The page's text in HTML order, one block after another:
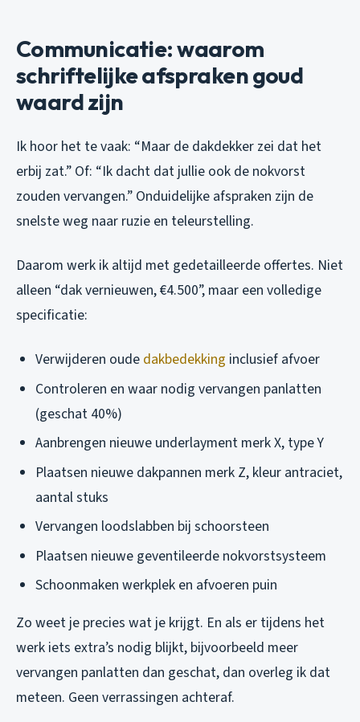
Communicatie: waarom
schriftelijke afspraken goud
waard zijn
Ik hoor het te vaak: “Maar de dakdekker zei dat het
erbij zat.” Of: “Ik dacht dat jullie ook de nokvorst
zouden vervangen.” Onduidelijke afspraken zijn de
snelste weg naar ruzie en teleurstelling.
Daarom werk ik altijd met gedetailleerde offertes. Niet
alleen “dak vernieuwen, €4.500”, maar een volledige
specificatie:
Verwijderen oude dakbedekking inclusief afvoer
Controleren en waar nodig vervangen panlatten
(geschat 40%)
Aanbrengen nieuwe underlayment merk X, type Y
Plaatsen nieuwe dakpannen merk Z, kleur antraciet,
aantal stuks
Vervangen loodslabben bij schoorsteen
Plaatsen nieuwe geventileerde nokvorstsysteem
Schoonmaken werkplek en afvoeren puin
Zo weet je precies wat je krijgt. En als er tijdens het
werk iets extra’s nodig blijkt, bijvoorbeeld meer
vervangen panlatten dan geschat, dan overleg ik dat
meteen. Geen verrassingen achteraf.